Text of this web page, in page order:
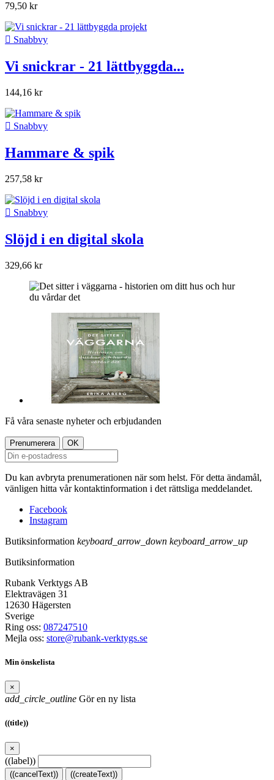
79,50 kr
 Snabbvy
Vi snickrar - 21 lättbyggda...
144,16 kr
 Snabbvy
Hammare & spik
257,58 kr
 Snabbvy
Slöjd i en digital skola
329,66 kr
Få våra senaste nyheter och erbjudanden
Du kan avbryta prenumerationen när som helst. För detta ändamål,
vänligen hitta vår kontaktinformation i det rättsliga meddelandet.
Facebook
Instagram
Butiksinformation keyboard_arrow_down keyboard_arrow_up
Butiksinformation
Rubank Verktygs AB
Elektravägen 31
12630 Hägersten
Sverige
Ring oss: 087247510
Mejla oss: store@rubank-verktygs.se
Min önskelista
×
add_circle_outline Gör en ny lista
((title))
×
((label))
((cancelText)) ((createText))